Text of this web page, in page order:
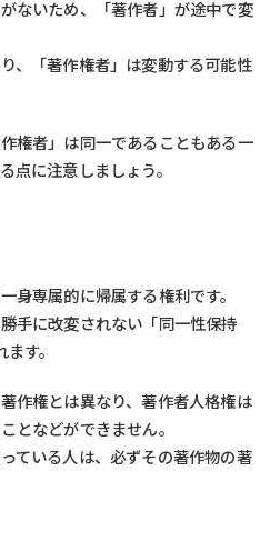
ないため、「著作者」が途中で変
、「著作権者」は変動する可能性
権者」は同一であることもある一
点に注意しましょう。
身専属的に帰属する権利です。
手に改変されない「同一性保持
す。
作権とは異なり、著作者人格権は
となどができません。
ている人は、必ずその著作物の著